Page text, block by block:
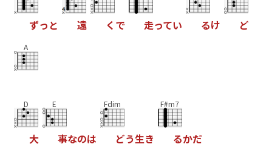
ずっ と 遠 く で 走ってい るけ ど
A
D
大
E
事なのは
Fdim
どう生き
F#m7
るかだ